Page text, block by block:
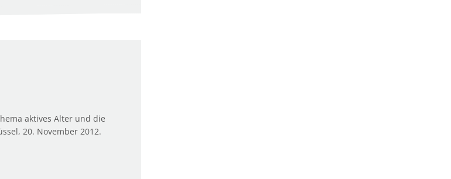
aktives Alter und die
20. November 2012.